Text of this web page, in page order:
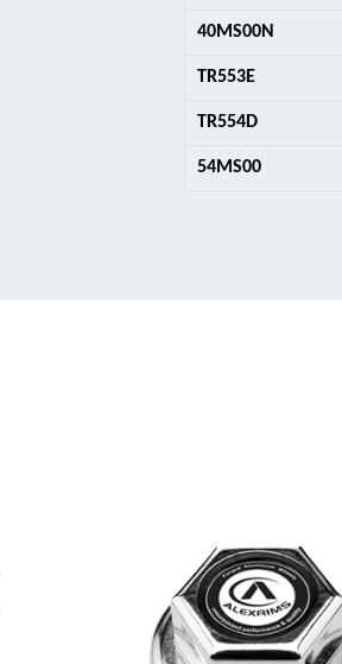
40MS00N
TR553E
TR554D
54MS00